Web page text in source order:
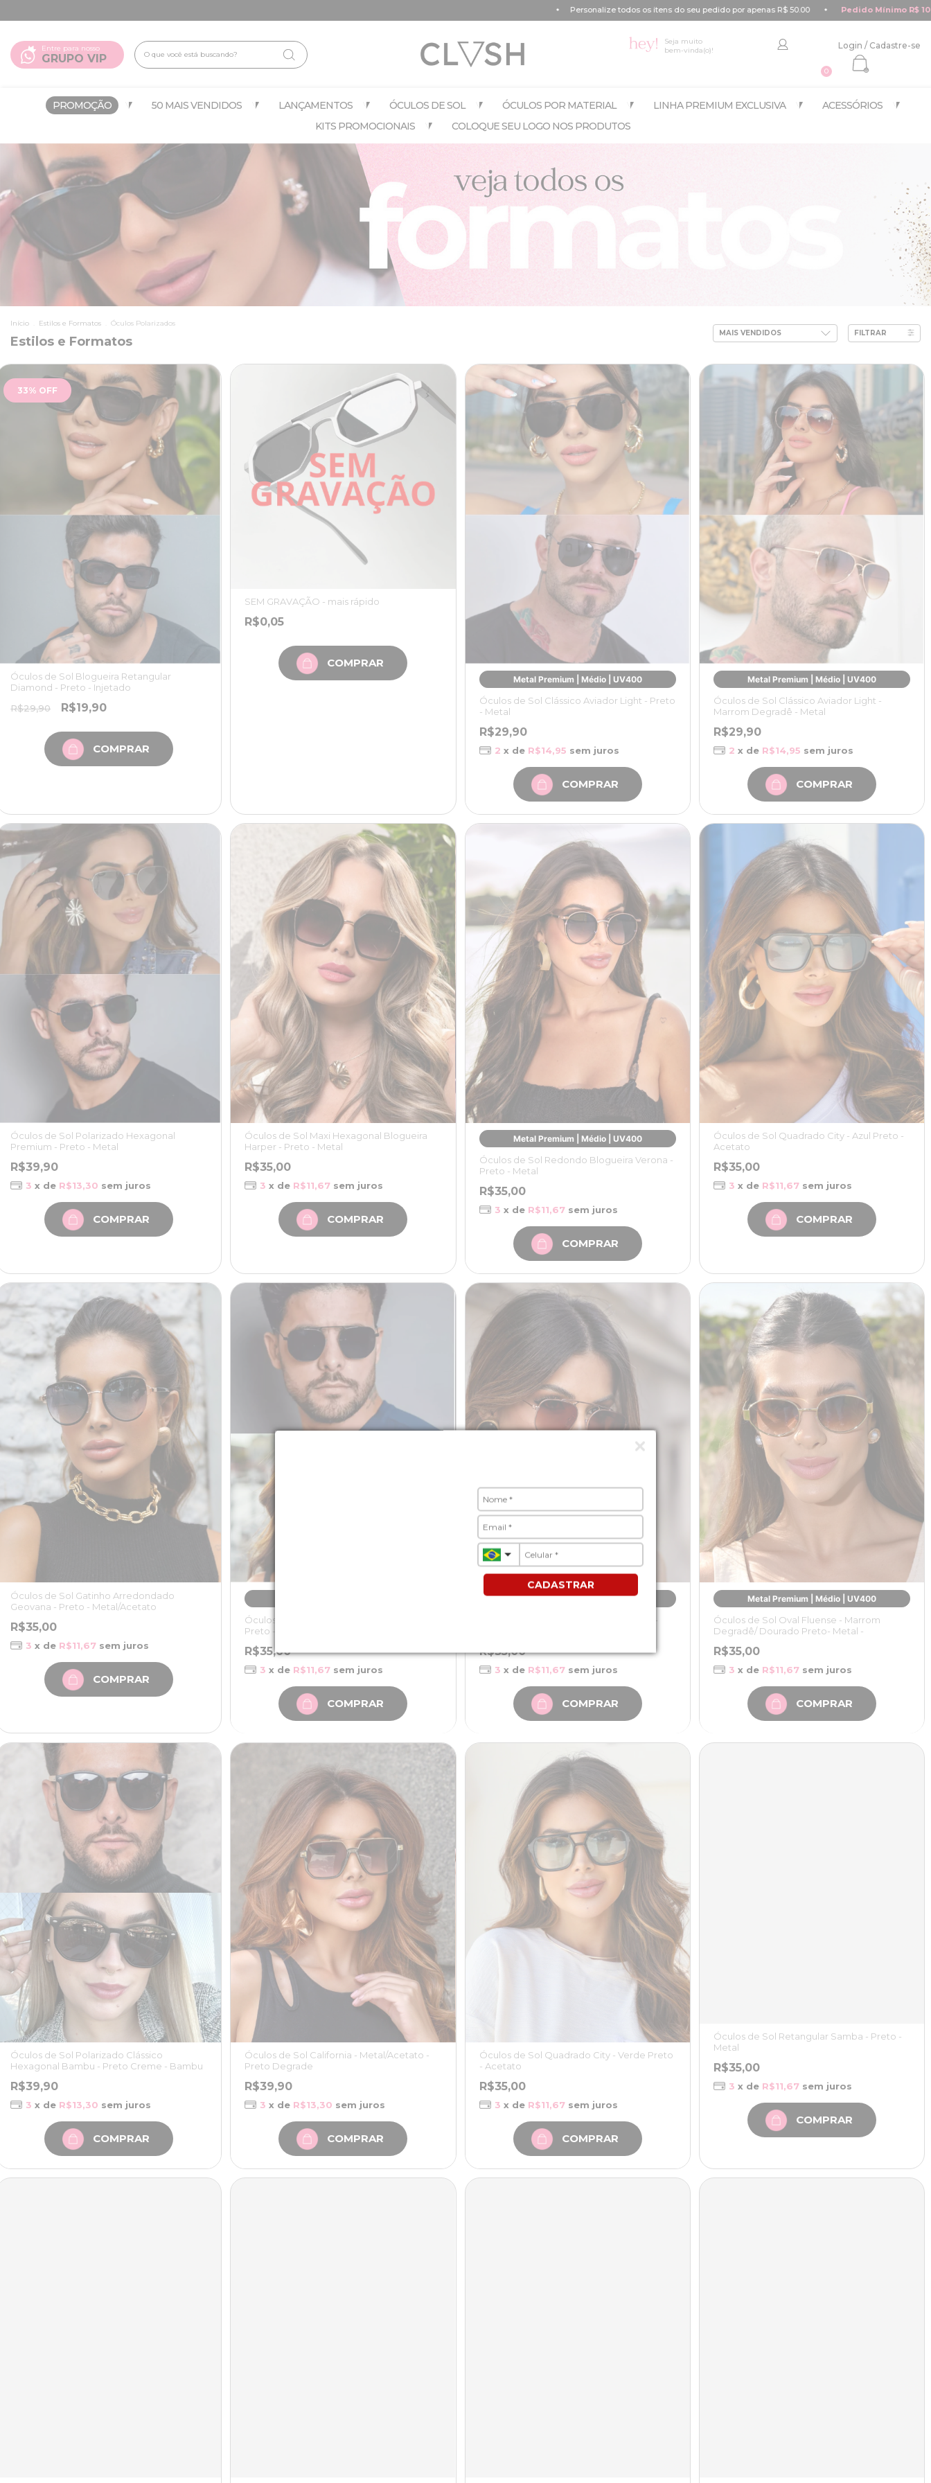
CADASTRAR
Personalize todos os itens do seu pedido por apenas R$ 50.00 Pedido Mínimo R$ 100,00 Parcele em6x sem juros
Entre para nosso
GRUPO VIP
Seja muito
bem-vinda(o)!
Login / Cadastre-se
0
PROMOÇÃO 50 MAIS VENDIDOS LANÇAMENTOS ÓCULOS DE SOL ÓCULOS POR MATERIAL LINHA PREMIUM EXCLUSIVA
ACESSÓRIOS
KITS PROMOCIONAIS
COLOQUE SEU LOGO NOS PRODUTOS
Início Estilos e Formatos Óculos Polarizados
Estilos e Formatos
FILTRAR
33% OFF
Óculos de Sol Blogueira Retangular
Diamond - Preto - Injetado
R$29,90
R$19,90
SEM GRAVAÇÃO - mais rápido
R$0,05
Metal Premium | Médio | UV400
Óculos de Sol Clássico Aviador Light - Preto
- Metal
R$29,90
2 x de R$14,95 sem juros
Metal Premium | Médio | UV400
Óculos de Sol Clássico Aviador Light -
Marrom Degradê - Metal
R$29,90
2 x de R$14,95 sem juros
Óculos de Sol Polarizado Hexagonal
Premium - Preto - Metal
R$39,90
3 x de R$13,30 sem juros
Óculos de Sol Maxi Hexagonal Blogueira
Harper - Preto - Metal
R$35,00
3 x de R$11,67 sem juros
Metal Premium | Médio | UV400
Óculos de Sol Redondo Blogueira Verona -
Preto - Metal
R$35,00
3 x de R$11,67 sem juros
Óculos de Sol Quadrado City - Azul Preto -
Acetato
R$35,00
3 x de R$11,67 sem juros
Óculos de Sol Gatinho Arredondado
Geovana - Preto - Metal/Acetato
R$35,00
3 x de R$11,67 sem juros
Óculos de Sol Clássico Hexagonal Ásia -
Preto - Metal
R$35,00
3 x de R$11,67 sem juros
Metal Premium | Médio | UV400
Óculos de Sol Clássico Hexagonal Ásia -
R$35,00
3 x de R$11,67 sem juros
Metal Premium | Médio | UV400
Óculos de Sol Oval Fluense - Marrom
Degradê/ Dourado Preto- Metal -
R$35,00
3 x de R$11,67 sem juros
Óculos de Sol Polarizado Clássico
Hexagonal Bambu - Preto Creme - Bambu
R$39,90
3 x de R$13,30 sem juros
Óculos de Sol California - Metal/Acetato -
Preto Degrade
R$39,90
3 x de R$13,30 sem juros
Óculos de Sol Quadrado City - Verde Preto
- Acetato
R$35,00
3 x de R$11,67 sem juros
Óculos de Sol Retangular Samba - Preto -
Metal
R$35,00
3 x de R$11,67 sem juros